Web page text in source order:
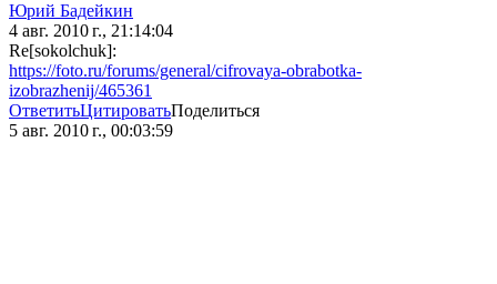
Юрий Бадейкин
4 авг. 2010 г., 21:14:04
Re[sokolchuk]:
https://foto.ru/forums/general/cifrovaya-obrabotka-
izobrazhenij/465361
ОтветитьЦитироватьПоделиться
5 авг. 2010 г., 00:03:59